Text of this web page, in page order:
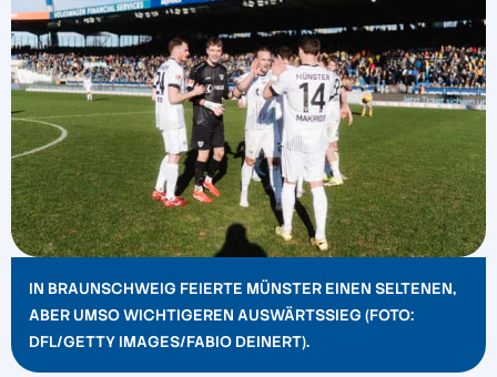
IN BRAUNSCHWEIG FEIERTE MÜNSTER EINEN SELTENEN,
ABER UMSO WICHTIGEREN AUSWÄRTSSIEG (FOTO:
DFL/GETTY IMAGES/FABIO DEINERT).